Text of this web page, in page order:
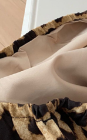
slide